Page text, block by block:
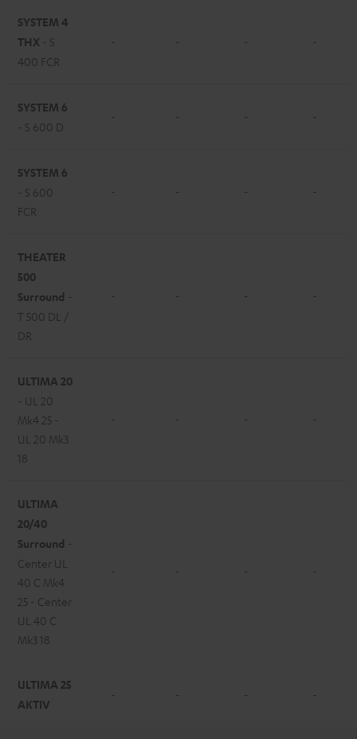
SYSTEM 4
THX - S
400 FCR
- - - -
SYSTEM 6
- S 600 D
- - - -
SYSTEM 6
- S 600
FCR
- - - -
THEATER
500
Surround -
T 500 DL /
DR
- - - -
ULTIMA 20
- UL 20
Mk4 25 -
UL 20 Mk3
18
- - - -
ULTIMA
20/40
Surround -
Center UL
40 C Mk4
25 - Center
UL 40 C
Mk3 18
- - - -
ULTIMA 25
AKTIV
- - - -